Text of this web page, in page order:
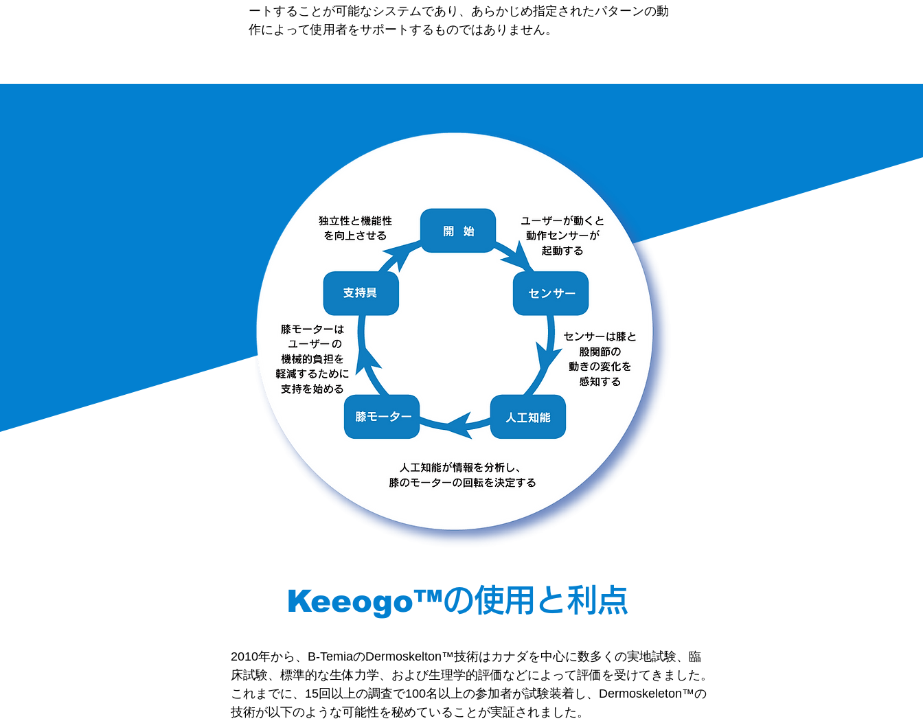
ートすることが可能なシステムであり、あらかじめ指定されたパターンの動
作によって使用者をサポートするものではありません。
Keeogo™の使用と利点
2010年から、B-TemiaのDermoskelton™技術はカナダを中⼼に数多くの実地試験、臨
床試験、標準的な⽣体⼒学、および⽣理学的評価などによって評価を受けてきました。
これまでに、15回以上の調査で100名以上の参加者が試験装着し、Dermoskeleton™の
技術が以下のような可能性を秘めていることが実証されました。